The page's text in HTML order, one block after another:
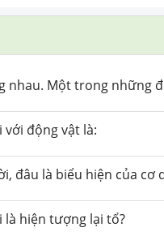
nhau. Một trong những
động vật là:
đâu là biểu hiện của cơ
là hiện tượng lại tổ?